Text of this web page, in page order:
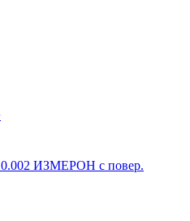
ИЗМЕРОН с повер.